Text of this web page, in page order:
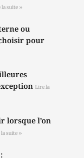
la suite »
ou
pour
Lire la
lorsque l’on
suite »